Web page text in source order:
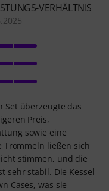
VERHÄLTNIS
Set überzeugte das
Preis,
sowie eine
Trommeln ließen sich
stimmen, und die
sehr stabil. Die Kessel
Cases, was sie